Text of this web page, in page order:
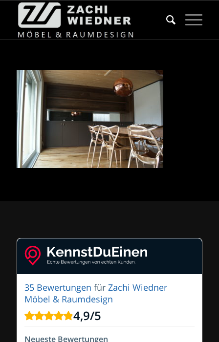
35 Bewertungen für Zachi Wiedner
Möbel & Raumdesign
4,9/5
Neueste Bewertungen